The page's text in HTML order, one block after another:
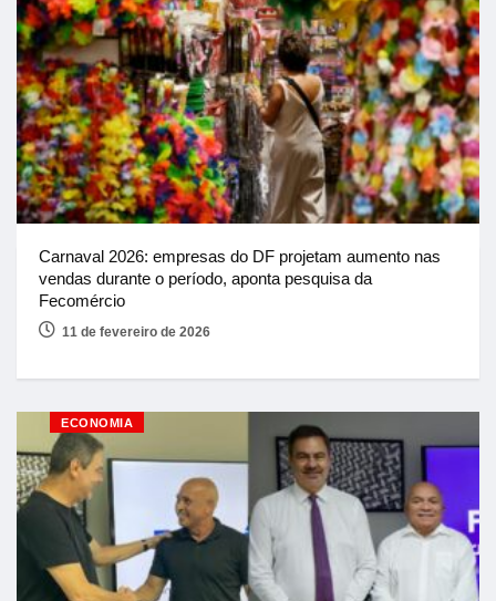
Carnaval 2026: empresas do DF projetam aumento nas
vendas durante o período, aponta pesquisa da
Fecomércio
11 de fevereiro de 2026
ECONOMIA